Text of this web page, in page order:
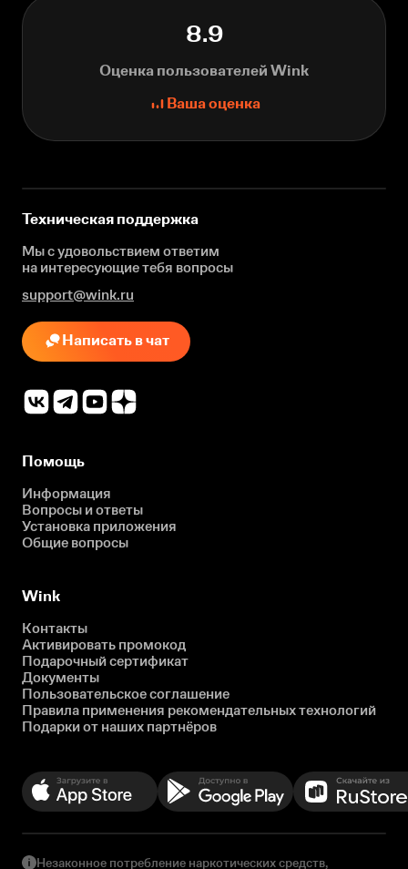
8.9
Оценка пользователей Wink
Ваша оценка
Техническая поддержка
Мы с удовольствием ответим
на интересующиетебя вопросы
support@wink.ru
Написать в чат
Помощь
Информация
Вопросы и ответы
Установка приложения
Общие вопросы
Wink
Контакты
Активировать промокод
Подарочный сертификат
Документы
Пользовательское соглашение
Правила применения рекомендательных технологий
Подарки от наших партнёров
Незаконное потребление наркотических средств,